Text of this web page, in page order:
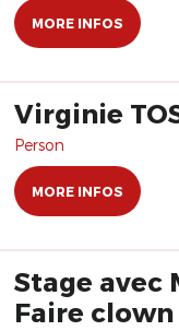
MORE INFOS
Virginie
Person
MORE INFOS
Stage avec
Faire